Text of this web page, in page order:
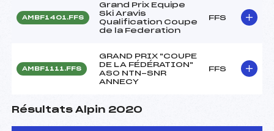
AMBF1401.FFS
Grand Prix Equipe
Ski Aravis
Qualification Coupe
de la Federation
FFS
AMBF1111.FFS
GRAND PRIX "COUPE
DE LA FÉDÉRATION"
ASO NTN-SNR
ANNECY
FFS
Résultats Alpin 2020